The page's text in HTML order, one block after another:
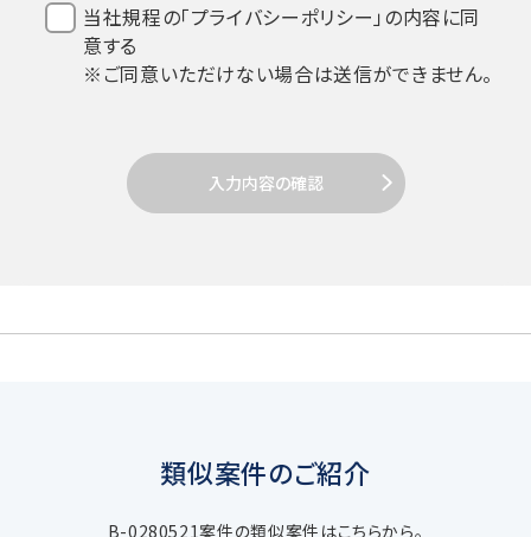
当社は、個人情報を取扱うにあたり、個人
当社規程の「プライバシーポリシー」の内容に同
意する
※ご同意いただけない場合は送信ができません。
入力内容の確認
類似案件のご紹介
B-0280521案件の類似案件はこちらから。